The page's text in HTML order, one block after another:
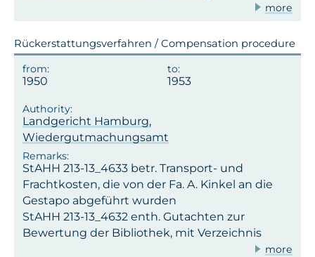
more
Rückerstattungsverfahren / Compensation procedure
1950 1953
Landgericht Hamburg,
Wiedergutmachungsamt
StAHH 213-13_4633 betr. Transport- und
Frachtkosten, die von der Fa. A. Kinkel an die
Gestapo abgeführt wurden
StAHH 213-13_4632 enth. Gutachten zur
Bewertung der Bibliothek, mit Verzeichnis
more